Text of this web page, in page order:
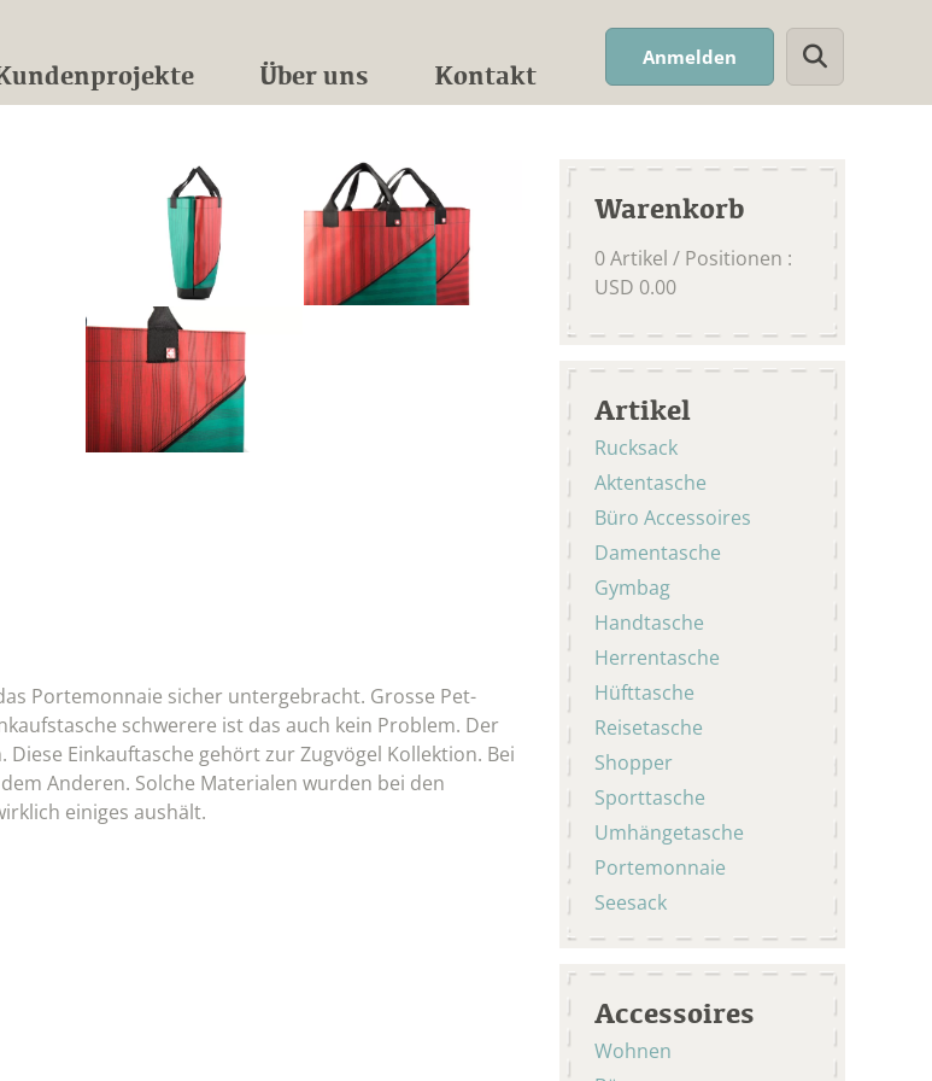
Über uns Kontakt
Anmelden Suchwort
Warenkorb
0Artikel / Positionen :
USD 0.00
Artikel
Rucksack
Aktentasche
Büro Accessoires
Damentasche
Gymbag
Handtasche
Herrentasche
Hüfttasche
Reisetasche
Shopper
Sporttasche
Umhängetasche
Portemonnaie
Seesack
Accessoires
Wohnen
Portemonnaie sicher untergebracht. Grosse Pet-
schwerere ist das auch kein Problem. Der
Einkauftasche gehört zur Zugvögel Kollektion. Bei
Anderen. Solche Materialen wurden bei den
einiges aushält.